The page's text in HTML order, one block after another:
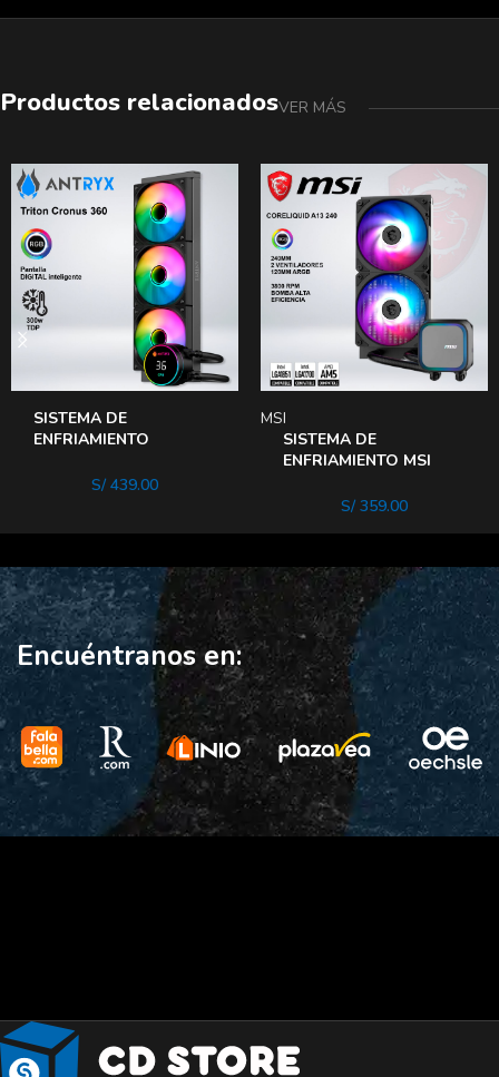
Productos relacionadosVER MÁS
SISTEMA DE
ENFRIAMIENTO
TRITON CRONUS 360
S/439.00
SISTEMA DE
ENFRIAMIENTO MSI
MSI
S/359.00
Encuéntranos en: